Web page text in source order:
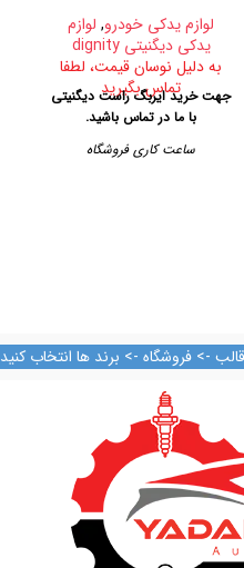
لوازم یدکی خودرو, لوازم
یدکی دیگنیتی dignity
به دلیل نوسان قیمت، لطفا
تماس بگیرید
جهت خرید ایربگ راست دیگنیتی
با ما در تماس باشید.
ساعت کاری فروشگاه
09128884461
09124847876
-> فروشگاه -> برند ها انتخاب کنید